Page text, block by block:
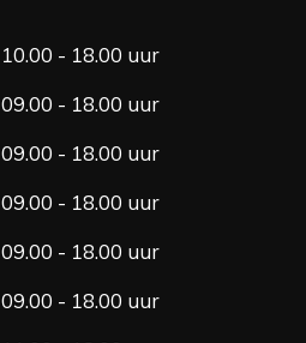
10.00 - 18.00 uur
09.00 - 18.00 uur
09.00 - 18.00 uur
09.00 - 18.00 uur
09.00 - 18.00 uur
09.00 - 18.00 uur